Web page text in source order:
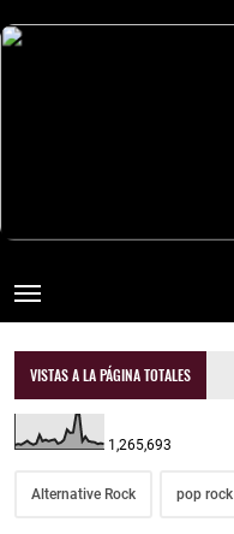
VISTAS A LA PÁGINA TOTALES
1,265,693
Alternative Rock pop rock